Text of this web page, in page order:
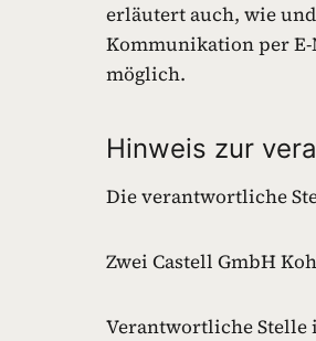
erläutert auch, wie
Kommunikation per
möglich.
Hinweis zur
Die verantwortliche
Zwei Castell GmbH
Verantwortliche Stelle